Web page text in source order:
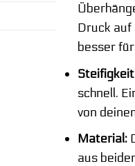
Druck auf
besser
schnell.
von
Material:
aus